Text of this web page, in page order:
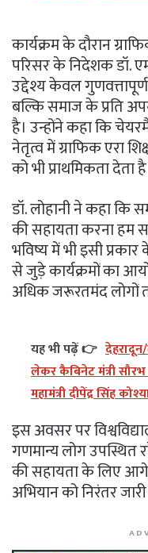
कार्यक्रम के दौरान
परिसर के निदेशक डॉ.
उद्देश्य केवल गुणवत्तापूर्ण
बल्कि समाज के प्रति
है। उन्होंने कहा कि
नेतृत्व में ग्राफिक एरा
को भी प्राथमिकता देता
डॉ. लोहानी ने कहा
की सहायता करना हम
भविष्य में भी इसी
से जुड़े कार्यक्रमों का
अधिक जरूरतमंद लोगों
यह भी पढ़ें 👉
लेकर कैबिनेट मंत्री
महामंत्री दीपेंद्र सिंह
इस अवसर पर
गणमान्य लोग उपस्थित
की सहायता के लिए
अभियान को निरंतर